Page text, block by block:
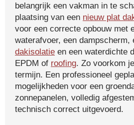
belangrijk een vakman in te
plaatsing van een nieuw plat
voor een correcte opbouw met
waterafvoer, een dampscherm,
dakisolatie en een waterdichte
EPDM of roofing. Zo voorkom
termijn. Een professioneel
mogelijkheden voor een
zonnepanelen, volledig
technisch correct uitgevoerd.